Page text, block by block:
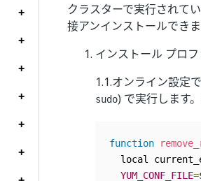
クラスターで実行されて
接アンインストールできま
インストール プロ
1.1.オンライン設定
sudo) で実行します
function
local
YUM_CONF_FILE=